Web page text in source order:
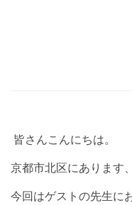
皆さんこんにちは。
京都市北区にあります
今回はゲストの先生に